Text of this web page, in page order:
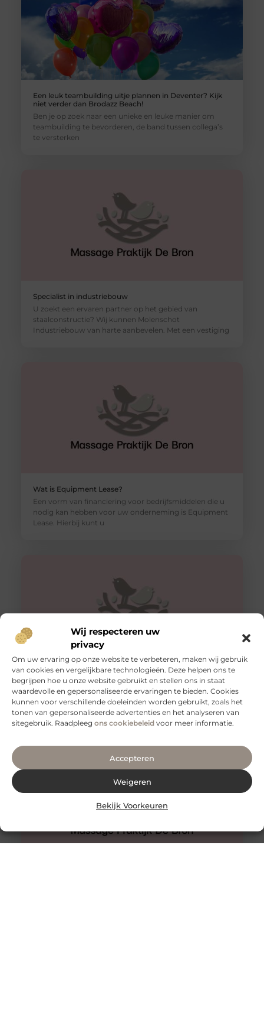
Wij respecteren uw
privacy
Om uw ervaring op onze website te verbeteren, maken wij gebruik
van cookies en vergelijkbare technologieën. Deze helpen ons te
begrijpen hoe u onze website gebruikt en stellen ons in staat
waardevolle en gepersonaliseerde ervaringen te bieden. Cookies
kunnen voor verschillende doeleinden worden gebruikt, zoals het
tonen van gepersonaliseerde advertenties en het analyseren van
sitegebruik. Raadpleeg ons cookiebeleid voor meer informatie.
Accepteren
Weigeren
Bekijk Voorkeuren
Een leuk teambuilding uitje plannen in Deventer? Kijk
niet verder dan Brodazz Beach!
Ben je op zoek naar een unieke en leuke manier om
teambuilding te bevorderen, de band tussen collega’s
te versterken
Specialist in industriebouw
U zoekt een ervaren partner op het gebied van
staalconstructie? Wij kunnen Molenschot
Industriebouw van harte aanbevelen. Met een vestiging
Wat is Equipment Lease?
Een vorm van financiering voor bedrijfsmiddelen die u
nodig kan hebben voor uw onderneming is Equipment
Lease. Hierbij kunt u
Slangenboor voor boren in hout
Een slangenboor is een gereedschap dat wordt
gebruikt om gaten in hout te boren. Het is een
handgereedschap met een